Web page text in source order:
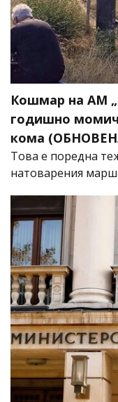
Кошмар на АМ
годишно
кома
Това е поредна
натоварения